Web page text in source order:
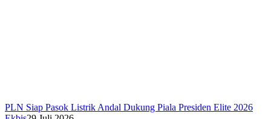
PLN Siap Pasok Listrik Andal Dukung Piala Presiden Elite 2026